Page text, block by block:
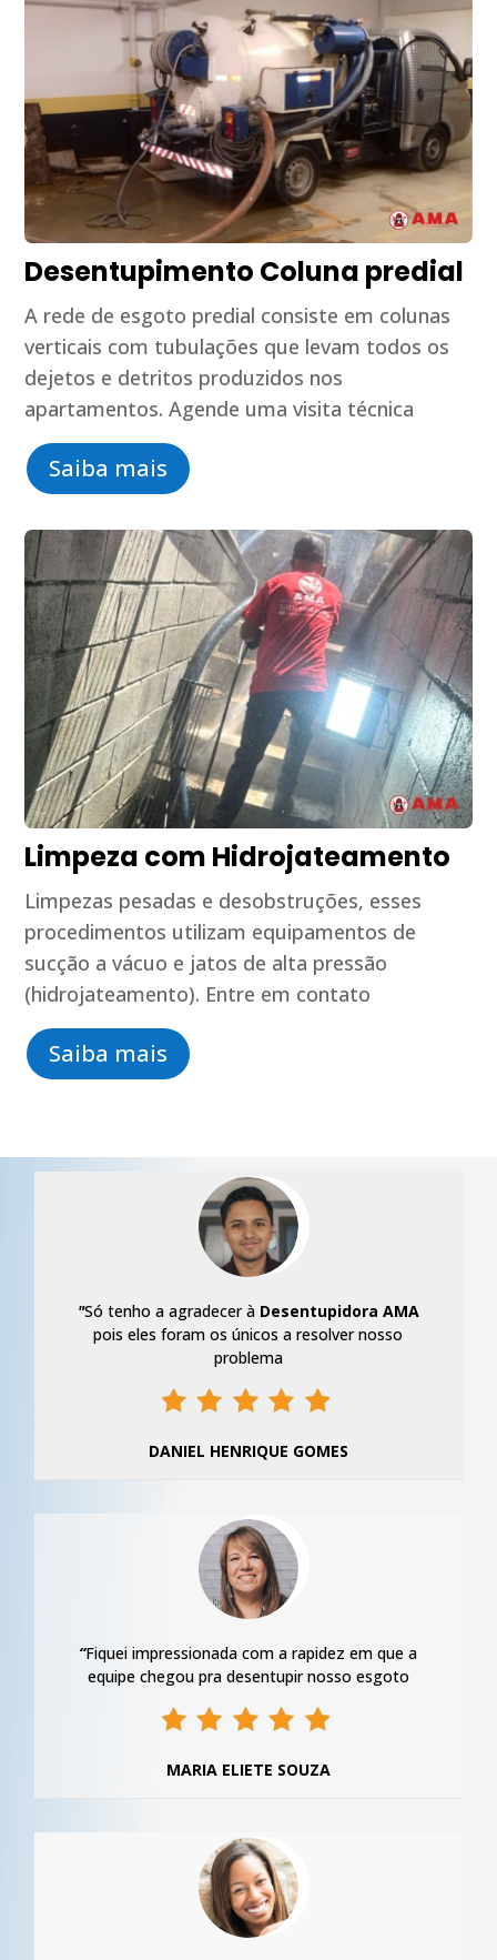
Desentupimento Coluna predial
A rede de esgoto predial consiste em colunas
verticais com tubulações que levam todos os
dejetos e detritos produzidos nos
apartamentos. Agende uma visita técnica
Saiba mais
Limpeza com Hidrojateamento
Limpezas pesadas e desobstruções, esses
procedimentos utilizam equipamentos de
sucção a vácuo e jatos de alta pressão
(hidrojateamento). Entre em contato
Saiba mais
"Só tenho a agradecer à Desentupidora AMA
pois eles foram os únicos a resolver nosso
problema
DANIEL HENRIQUE GOMES
“Fiquei impressionada com a rapidez em que a
equipe chegou pra desentupir nosso esgoto
MARIA ELIETE SOUZA